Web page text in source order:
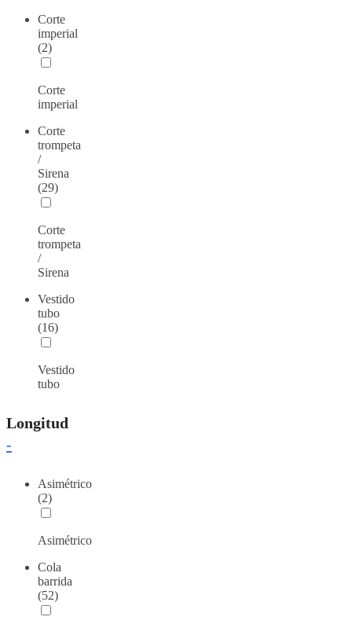
Corte
imperial
(2)
Corte
imperial
Corte
trompeta
/
Sirena
(29)
Corte
trompeta
/
Sirena
Vestido
tubo
(16)
Vestido
tubo
Longitud
-
Asimétrico
(2)
Asimétrico
Cola
barrida
(52)